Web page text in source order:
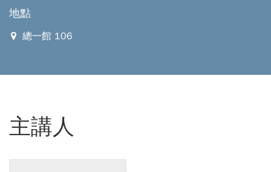
地點
總一館 106
主講人